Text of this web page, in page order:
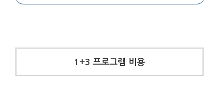
1+3 프로그램 비용